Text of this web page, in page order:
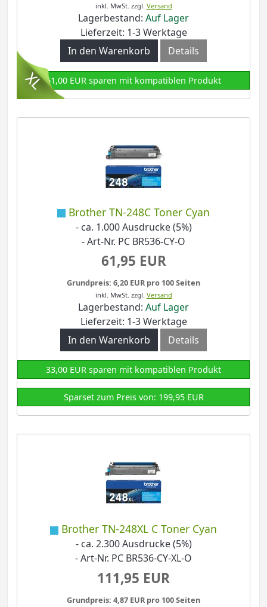
inkl. MwSt. zzgl. Versand
Lagerbestand: Auf Lager
Lieferzeit: 1-3 Werktage
In den Warenkorb
Details
61,00 EUR sparen mit kompatiblen Produkt
Brother TN-248C Toner Cyan
- ca. 1.000 Ausdrucke (5%)
- Art-Nr. PC BR536-CY-O
61,95 EUR
Grundpreis: 6,20 EUR pro 100 Seiten
inkl. MwSt. zzgl. Versand
Lagerbestand: Auf Lager
Lieferzeit: 1-3 Werktage
In den Warenkorb
Details
33,00 EUR sparen mit kompatiblen Produkt
Sparset zum Preis von: 199,95 EUR
Brother TN-248XL C Toner Cyan
- ca. 2.300 Ausdrucke (5%)
- Art-Nr. PC BR536-CY-XL-O
111,95 EUR
Grundpreis: 4,87 EUR pro 100 Seiten